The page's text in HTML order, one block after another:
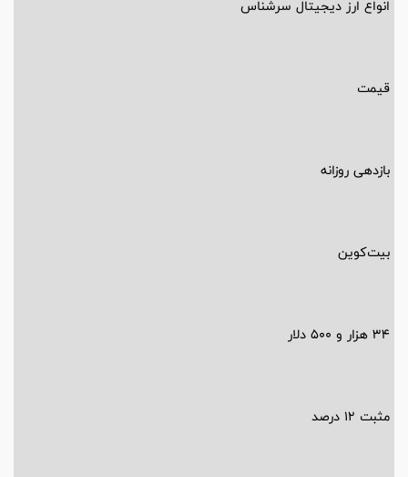
انواع ارز دیجیتال سرشناس
قیمت
بازدهی روزانه
بیت‌کوین
34 هزار و 500 دلار
مثبت 12 درصد